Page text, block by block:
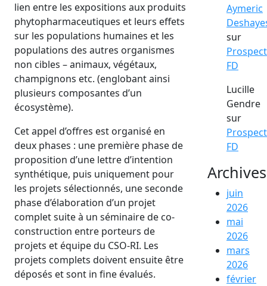
lien entre les expositions aux produits
phytopharmaceutiques et leurs effets
sur les populations humaines et les
populations des autres organismes
non cibles – animaux, végétaux,
champignons etc. (englobant ainsi
plusieurs composantes d’un
écosystème).
Cet appel d’offres est organisé en
deux phases : une première phase de
proposition d’une lettre d’intention
synthétique, puis uniquement pour
les projets sélectionnés, une seconde
phase d’élaboration d’un projet
complet suite à un séminaire de co-
construction entre porteurs de
projets et équipe du CSO-RI. Les
projets complets doivent ensuite être
déposés et sont in fine évalués.
Aymeric
sur
Prospect
FD
Lucille
Gendre
sur
Prospect
FD
Archives
juin
2026
mai
2026
mars
2026
février